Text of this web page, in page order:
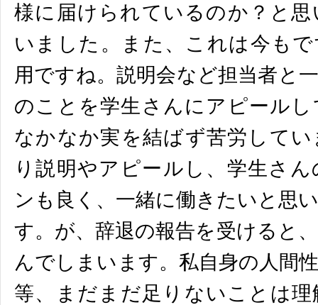
様に届け られているのか？と
いました。
また、これは今も
用ですね。説明会など担当者と
のことを学生さんにアピール
なかなか実を結ばず苦労して
り説明やアピールし、学生さ
ンも良く、一緒に働きたいと思
す。が、辞退の報告を受けると
んでしまいます。私自身の人間
等、まだまだ足りないことは